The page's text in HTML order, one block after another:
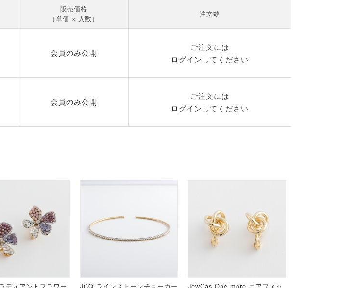
販売価格
（単価 × 入数）
注文数
会員のみ公開
ご注文には
ログイン してください
会員のみ公開
ご注文には
ログイン してください
ディアントフラワー
JCQ ラインストーンチョーカー
JewCas One more エアフィッ